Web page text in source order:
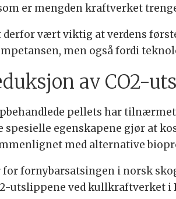
er mengden kraftverket
derfor vært viktig at verdens
men også fordi
av CO2-
pellets har
spesielle egenskapene gjør at
med alternative
for fornybarsatsingen i norsk
utslippene ved kullkraftverket